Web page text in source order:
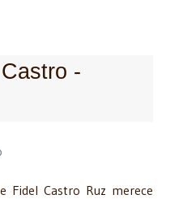
-
Fidel Castro Ruz merece